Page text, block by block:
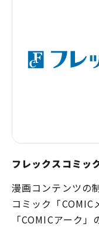
フレックスコミッ
漫画コンテンツの
コミック「COMIC
「COMICアーク」